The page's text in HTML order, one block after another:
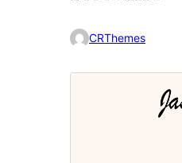
CRThemes